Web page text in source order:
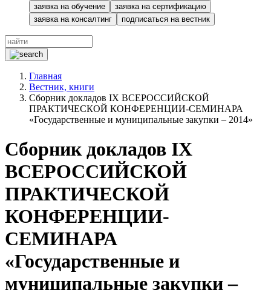
заявка на обучение
заявка на сертификацию
заявка на консалтинг
подписаться на вестник
Главная
Вестник, книги
Сборник докладов IX ВСЕРОССИЙСКОЙ
ПРАКТИЧЕСКОЙ КОНФЕРЕНЦИИ-СЕМИНАРА
«Государственные и муниципальные закупки – 2014»
Сборник докладов IX
ВСЕРОССИЙСКОЙ
ПРАКТИЧЕСКОЙ
КОНФЕРЕНЦИИ-
СЕМИНАРА
«Государственные и
муниципальные закупки –